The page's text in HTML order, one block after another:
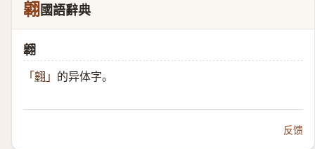
翶國語辭典
翶
「 翱 」 的异体字。
反馈